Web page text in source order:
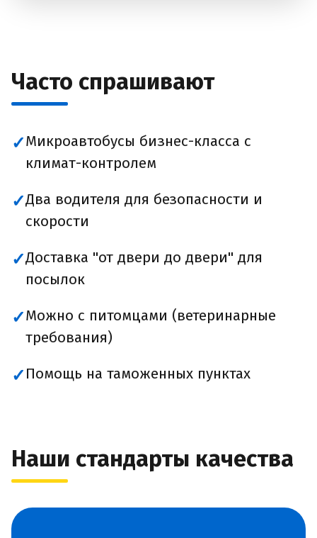
Часто спрашивают
✓Микроавтобусы бизнес-класса с
климат-контролем
✓Два водителя для безопасности и
скорости
✓Доставка "от двери до двери" для
посылок
✓Можно с питомцами (ветеринарные
требования)
✓ Помощь на таможенных пунктах
Наши стандарты качества